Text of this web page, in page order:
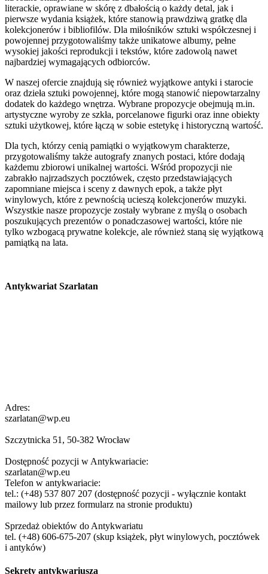
literackie, oprawiane w skórę z dbałością o każdy detal, jak i
pierwsze wydania książek, które stanowią prawdziwą gratkę dla
kolekcjonerów i bibliofilów. Dla miłośników sztuki współczesnej i
powojennej przygotowaliśmy także unikatowe albumy, pełne
wysokiej jakości reprodukcji i tekstów, które zadowolą nawet
najbardziej wymagających odbiorców.
W naszej ofercie znajdują się również wyjątkowe antyki i starocie
oraz dzieła sztuki powojennej, które mogą stanowić niepowtarzalny
dodatek do każdego wnętrza. Wybrane propozycje obejmują m.in.
artystyczne wyroby ze szkła, porcelanowe figurki oraz inne obiekty
sztuki użytkowej, które łączą w sobie estetykę i historyczną wartość.
Dla tych, którzy cenią pamiątki o wyjątkowym charakterze,
przygotowaliśmy także autografy znanych postaci, które dodają
każdemu zbiorowi unikalnej wartości. Wśród propozycji nie
zabrakło najrzadszych pocztówek, często przedstawiających
zapomniane miejsca i sceny z dawnych epok, a także płyt
winylowych, które z pewnością ucieszą kolekcjonerów muzyki.
Wszystkie nasze propozycje zostały wybrane z myślą o osobach
poszukujących prezentów o ponadczasowej wartości, które nie
tylko wzbogacą prywatne kolekcje, ale również staną się wyjątkową
pamiątką na lata.
Antykwariat Szarlatan
Adres:
szarlatan@wp.eu
Szczytnicka 51, 50-382 Wrocław
Dostępność pozycji w Antykwariacie:
szarlatan@wp.eu
Telefon w antykwariacie:
tel.: (+48) 537 807 207 (dostępność pozycji - wyłącznie kontakt
mailowy lub przez formularz na stronie produktu)
Sprzedaż obiektów do Antykwariatu
tel. (+48) 606-675-207 (skup książek, płyt winylowych, pocztówek
i antyków)
Sekrety antykwariusza